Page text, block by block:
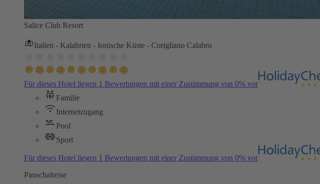
Salice Club Resort
Italien - Kalabrien - Ionische Küste - Corigliano Calabro
Für dieses Hotel liegen 1 Bewertungen mit einer Zustimmung von 0% vor
Familie
Internetzugang
Pool
Sport
Für dieses Hotel liegen 1 Bewertungen mit einer Zustimmung von 0% vor
Pauschalreise